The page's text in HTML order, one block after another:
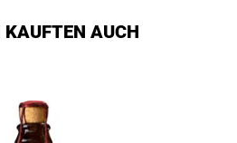
KAUFTEN AUCH